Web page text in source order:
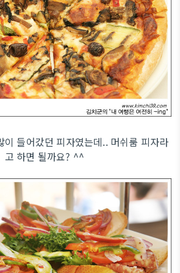
이 들어갔던 피자였는데.. 머쉬룸 피자라
고 하면 될까요? ^^